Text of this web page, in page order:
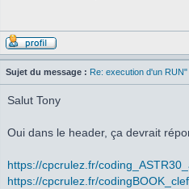
Sujet du message : Re: execution d'un RUN"
Salut Tony
Oui dans le header, ça devrait
https://cpcrulez.fr/
https://cpcrulez.fr/